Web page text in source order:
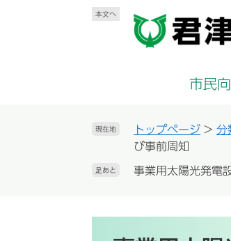
本文へ
市民
現在地 トップページ > 分
び事前周知
足あと 事業用太陽光発電